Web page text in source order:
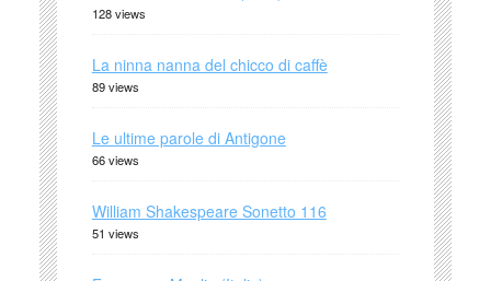
128 views
La ninna nanna del chicco di caffè
89 views
Le ultime parole di Antigone
66 views
William Shakespeare Sonetto 116
51 views